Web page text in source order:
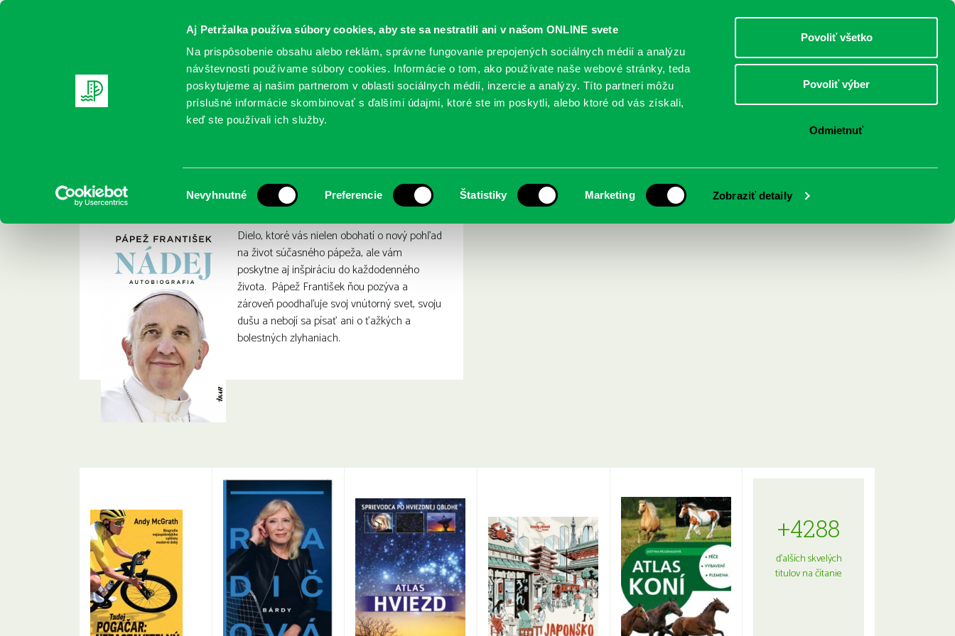
Aj Petržalka používa súbory cookies, aby ste sa nestratili ani v našom ONLINE svete
Na prispôsobenie obsahu alebo reklám, správne fungovanie prepojených sociálnych médií a analýzu
návštevnosti používame súbory cookies. Informácie o tom, ako používate naše webové stránky, teda
poskytujeme aj našim partnerom v oblasti sociálnych médií, inzercie a analýzy. Títo partneri môžu
príslušné informácie skombinovať s ďalšími údajmi, ktoré ste im poskytli, alebo ktoré od vás získali,
keď ste používali ich služby.
súhlasu
Nevyhnutné Preferencie Štatistiky Marketing Zobraziť detaily
Povoliť všetko
Povoliť výber
Odmietnuť
DOSPELÍ
REGISTRUJTE SA ONLINE KATALÓGY SLUŽBY PODUJATIA POBOČKY O KNIŽNICI
Pápež František: Nádej: autobiografia
Dielo, ktoré vás nielen obohatí o nový pohľad
na život súčasného pápeža, ale vám
poskytne aj inšpiráciu do každodenného
života. Pápež František ňou pozýva a
zároveň poodhaľuje svoj vnútorný svet, svoju
dušu a nebojí sa písať ani o ťažkých a
bolestných zlyhaniach.
+4288
ďalších skvelých
titulov na čítanie